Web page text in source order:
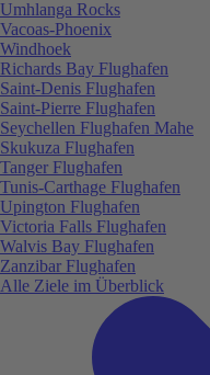
Umhlanga Rocks
Vacoas-Phoenix
Windhoek
Richards Bay Flughafen
Saint-Denis Flughafen
Saint-Pierre Flughafen
Seychellen Flughafen Mahe
Skukuza Flughafen
Tanger Flughafen
Tunis-Carthage Flughafen
Upington Flughafen
Victoria Falls Flughafen
Walvis Bay Flughafen
Zanzibar Flughafen
Alle Ziele im Überblick